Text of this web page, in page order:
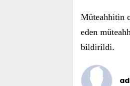
Müteahhitin
eden
bildirildi.